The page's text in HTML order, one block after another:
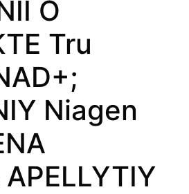
O
Tru
Niagen